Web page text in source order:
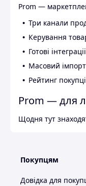
Prom —
Три канали
Керування
Готові
Масовий
Рейтинг
Prom — для
Щодня тут
Покупцям
Довідка для